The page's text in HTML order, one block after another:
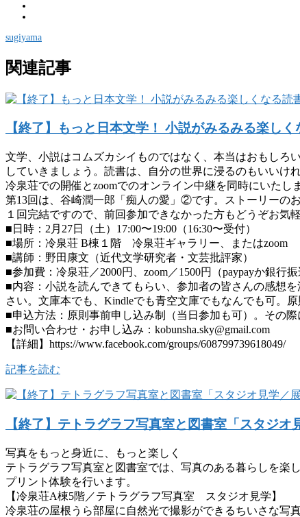
sugiyama
関連記事
【終了】もっと日本文学！ 小説がみるみる楽し
文学、小説はコムズカシイものではなく、本当はおもし
していきましょう。読書は、自分の世界に浸るのもいいけ
冷泉荘での開催とzoomでのオンライン中継を同時にいたし
第13回は、谷崎潤一郎「痴人の愛」②です。ストーリーの
１回完結ですので、前回参加できなかった方もどうぞお気
■日時：2月27日（土）17:00〜19:00（16:30〜受付）
■場所：冷泉荘 B棟１階 冷泉荘ギャラリー、またはzoom
■講師：野田康文（近代文学研究者・文芸批評家）
■参加費：冷泉荘／2000円、zoom／1500円（paypayか銀行振
■内容：小説を読んできてもらい、参加者の皆さんの感想
さい。文庫本でも、Kindleでも青空文庫でもなんでも可。
■申込方法：原則事前申し込み制（当日参加も可）。その
■お問い合わせ・お申し込み：kobunsha.sky@gmail.com
【詳細】https://www.facebook.com/groups/608799739618049/
記事を読む
【終了】テトラグラフ写真室と図書室「スタジ
写真をもっと身近に、もっと楽しく
テトラグラフ写真室と図書室では、写真のある暮らしを楽
プリント体験を行います。
【冷泉荘A棟5階／テトラグラフ写真室 スタジオ見学】
冷泉荘の屋根うら部屋に自然光で撮影ができるちいさな写